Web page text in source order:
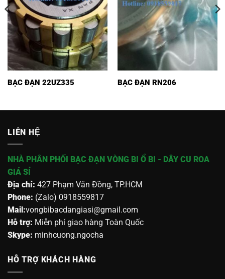
BẠC ĐẠN 22UZ335 BẠC ĐẠN RN206
LIÊN HỆ
NHÀ PHÂN PHỐI BẠC ĐẠN VÒNG BI Ổ BI - DÂY CU ROA
GIÁ SỈ
Địa chỉ: 427 Phạm Văn Đồng, TP.HCM
Phone: (Zalo) 0918559817
Mail:vongbibacdangiasi@gmail.com
Hỗ trợ: Miễn phí giao hàng Toàn Quốc
Skype: minhcuong.ngocha
HỖ TRỢ KHÁCH HÀNG